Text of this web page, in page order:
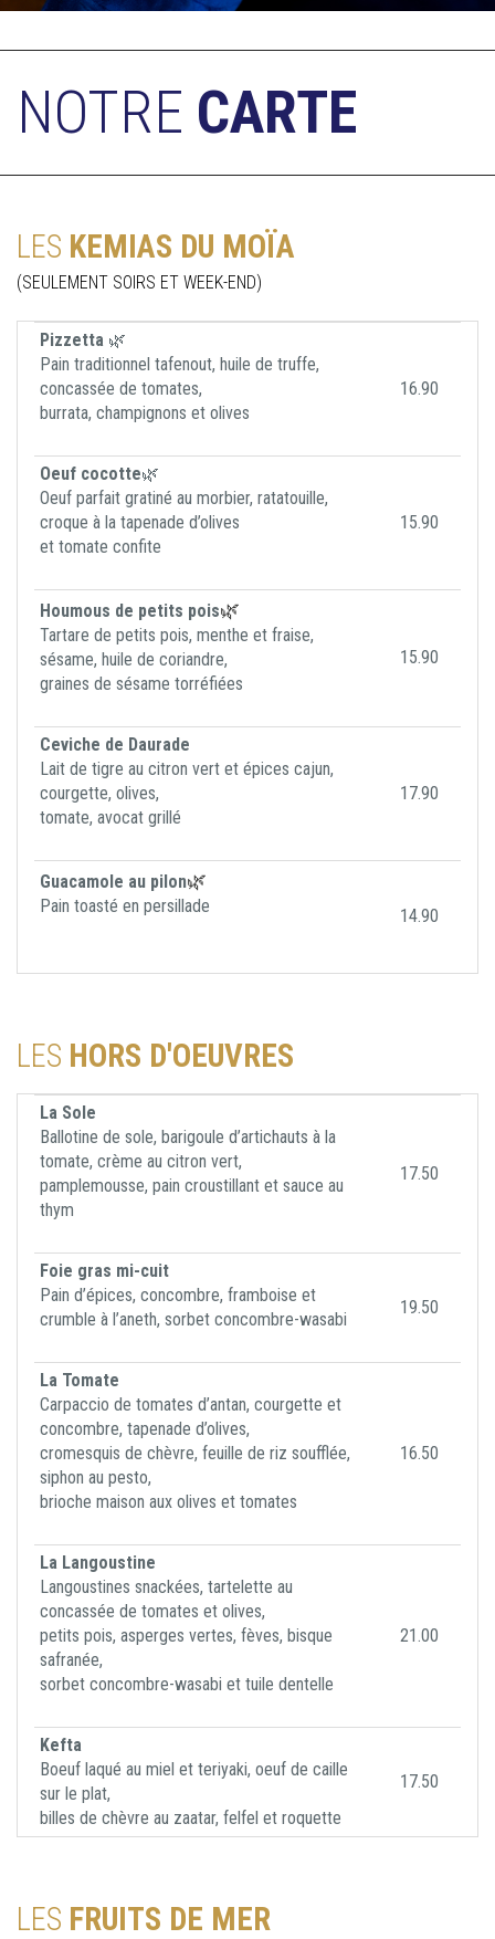
NOTRE CARTE
LES KEMIAS DU MOÏA
(SEULEMENT SOIRS ET WEEK-END)
Pizzetta 🌿
Pain traditionnel tafenout, huile de truffe,
concassée de tomates,
burrata, champignons et olives
16.90
Oeuf cocotte🌿
Oeuf parfait gratiné au morbier, ratatouille,
croque à la tapenade d’olives
et tomate confite
15.90
Houmous de petits pois🌿
Tartare de petits pois, menthe et fraise,
sésame, huile de coriandre,
graines de sésame torréfiées
15.90
Ceviche de Daurade
Lait de tigre au citron vert et épices cajun,
courgette, olives,
tomate, avocat grillé
17.90
Guacamole au pilon🌿
Pain toasté en persillade 14.90
LES HORS D'OEUVRES
La Sole
Ballotine de sole, barigoule d’artichauts à la
tomate, crème au citron vert,
pamplemousse, pain croustillant et sauce au
thym
17.50
Foie gras mi-cuit
Pain d’épices, concombre, framboise et
crumble à l’aneth, sorbet concombre-wasabi
19.50
La Tomate
Carpaccio de tomates d’antan, courgette et
concombre, tapenade d’olives,
cromesquis de chèvre, feuille de riz soufflée,
siphon au pesto,
brioche maison aux olives et tomates
16.50
La Langoustine
Langoustines snackées, tartelette au
concassée de tomates et olives,
petits pois, asperges vertes, fèves, bisque
safranée,
sorbet concombre-wasabi et tuile dentelle
21.00
Kefta
Boeuf laqué au miel et teriyaki, oeuf de caille
sur le plat,
billes de chèvre au zaatar, felfel et roquette
17.50
LES FRUITS DE MER